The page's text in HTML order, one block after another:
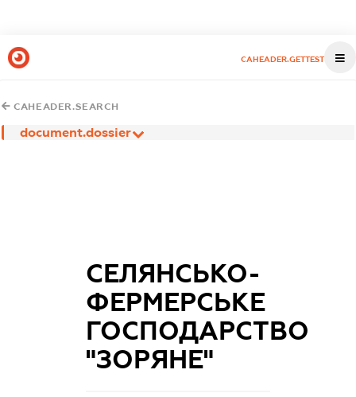
CAHEADER.GETTEST
CAHEADER.SEARCH
document.dossier
СЕЛЯНСЬКО-
ФЕРМЕРСЬКЕ
ГОСПОДАРСТВО
"ЗОРЯНЕ"